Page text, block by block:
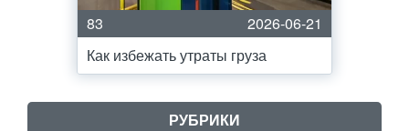
83
2026-06-21
Как избежать утраты груза
РУБРИКИ